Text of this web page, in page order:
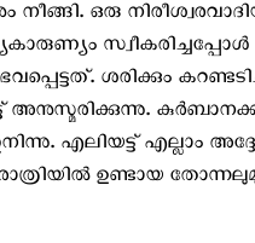
ഒരു
സ്വീകരിച്ചപ്പോള്‍
ശരിക്കും
എലിയട്ട് എല്ലാം
ഉണ്ടായ